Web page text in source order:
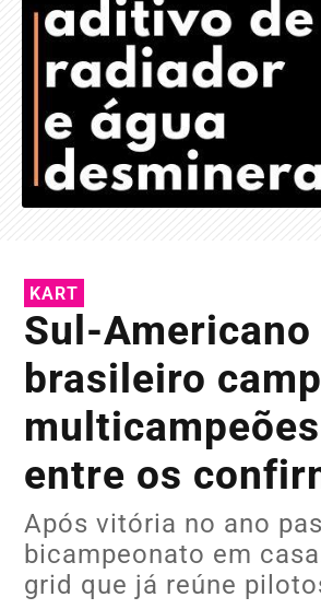
KART
Sul-
brasileiro
entre os
Após vitória no ano
bicampeonato em
grid que já reúne